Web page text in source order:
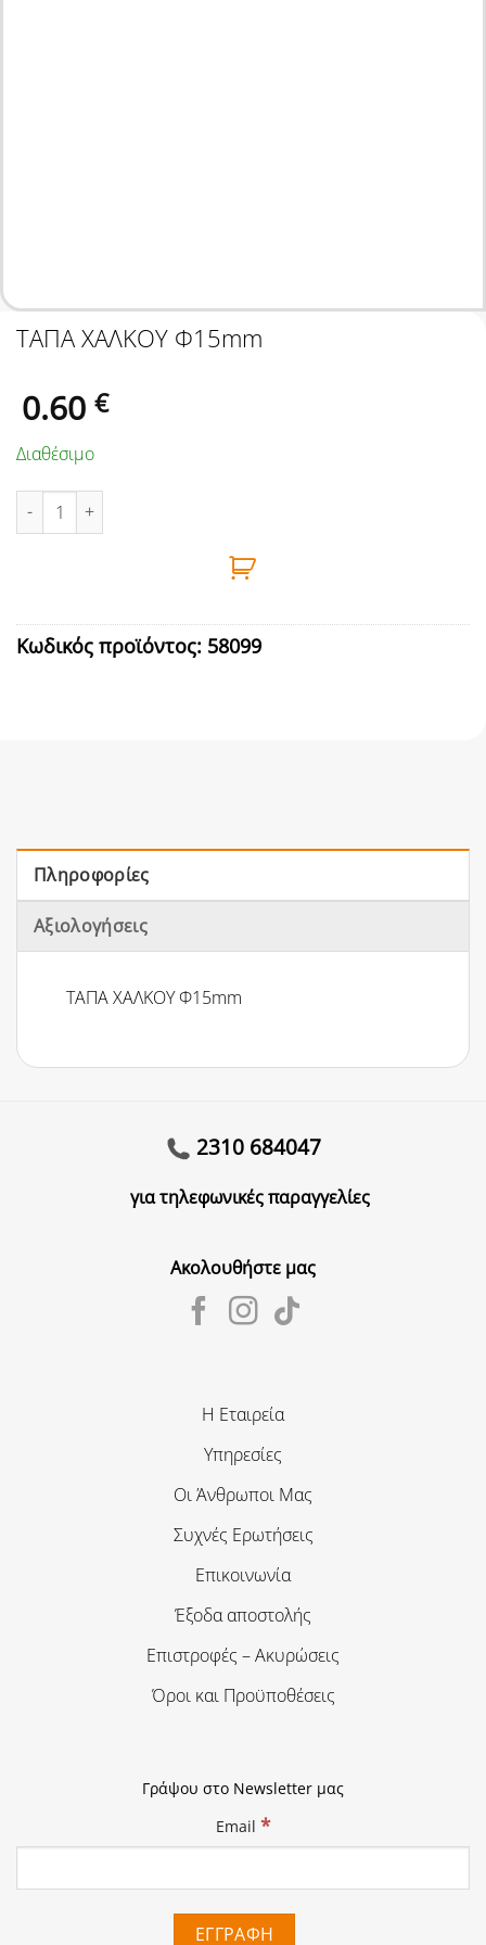
ΤΑΠΑ ΧΑΛΚOY Φ15mm
0.60 €
Διαθέσιμο
ΤΑΠΑ ΧΑΛΚOY Φ15mm ποσότητα
Κωδικός προϊόντος: 58099
Πληροφορίες
Αξιολογήσεις
ΤΑΠΑ ΧΑΛΚOY Φ15mm
2310 684047
για τηλεφωνικές παραγγελίες
Ακολουθήστε μας
Η Εταιρεία
Υπηρεσίες
Οι Άνθρωποι Μας
Συχνές Ερωτήσεις
Επικοινωνία
Έξοδα αποστολής
Επιστροφές – Ακυρώσεις
Όροι και Προϋποθέσεις
Γράψου στο Newsletter μας
Email *